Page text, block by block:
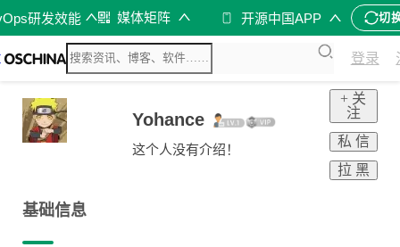
研发效能 媒体矩阵 开源中国APP 切
登录
Yohance
这个人没有介绍！
+ 关
注
私 信
拉 黑
基础信息